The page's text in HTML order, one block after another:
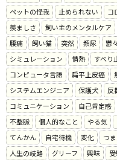
ペットの怪我
止められない コ
羨ましさ
飼い主のメンタルケア
腰痛
飼い猫 突然 頻尿 鬱
シミュレーション
情熱 すべり
コンピュータ言語
扁平上皮癌
システムエンジニア
保護犬 反
コミュニケーション
自己肯定感
不整脈
個人的なこと やる気
てんかん
自宅待機 変化 つ
人生の岐路
グリーフ 興味